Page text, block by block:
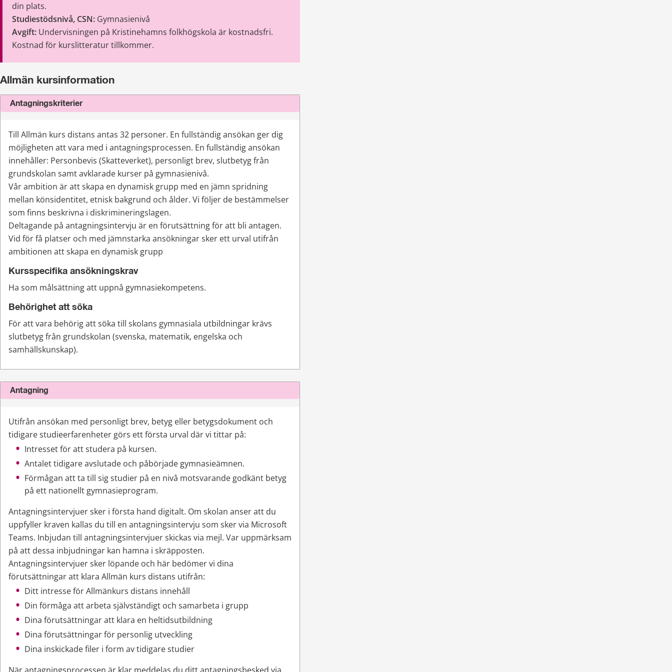
din plats.
Studiestödsnivå, CSN: Gymnasienivå
Avgift: Undervisningen på Kristinehamns folkhögskola är kostnadsfri.
Kostnad för kurslitteratur tillkommer.
Allmän kursinformation
Antagningskriterier
Till Allmän kurs distans antas 32 personer. En fullständig ansökan ger dig
möjligheten att vara med i antagningsprocessen. En fullständig ansökan
innehåller: Personbevis (Skatteverket), personligt brev, slutbetyg från
grundskolan samt avklarade kurser på gymnasienivå.
Vår ambition är att skapa en dynamisk grupp med en jämn spridning
mellan könsidentitet, etnisk bakgrund och ålder. Vi följer de bestämmelser
som finns beskrivna i diskrimineringslagen.
Deltagande på antagningsintervju är en förutsättning för att bli antagen.
Vid för få platser och med jämnstarka ansökningar sker ett urval utifrån
ambitionen att skapa en dynamisk grupp
Kursspecifika ansökningskrav
Ha som målsättning att uppnå gymnasiekompetens.
Behörighet att söka
För att vara behörig att söka till skolans gymnasiala utbildningar krävs
slutbetyg från grundskolan (svenska, matematik, engelska och
samhällskunskap).
Antagning
Utifrån ansökan med personligt brev, betyg eller betygsdokument och
tidigare studieerfarenheter görs ett första urval där vi tittar på:
Intresset för att studera på kursen.
Antalet tidigare avslutade och påbörjade gymnasieämnen.
Förmågan att ta till sig studier på en nivå motsvarande godkänt betyg
på ett nationellt gymnasieprogram.
Antagningsintervjuer sker i första hand digitalt. Om skolan anser att du
uppfyller kraven kallas du till en antagningsintervju som sker via Microsoft
Teams. Inbjudan till antagningsintervjuer skickas via mejl. Var uppmärksam
på att dessa inbjudningar kan hamna i skräpposten.
Antagningsintervjuer sker löpande och här bedömer vi dina
förutsättningar att klara Allmän kurs distans utifrån:
Ditt intresse för Allmänkurs distans innehåll
Din förmåga att arbeta självständigt och samarbeta i grupp
Dina förutsättningar att klara en heltidsutbildning
Dina förutsättningar för personlig utveckling
Dina inskickade filer i form av tidigare studier